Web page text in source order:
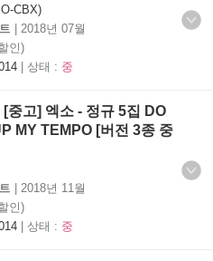
CBX)
| 2018년 07월
인)
| 상태 : 중
[중고] 엑소 - 정규 5집 DO
MY TEMPO [버전 3종 중
| 2018년 11월
인)
| 상태 : 중